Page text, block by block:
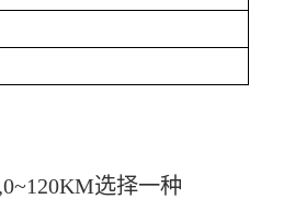
选择一种